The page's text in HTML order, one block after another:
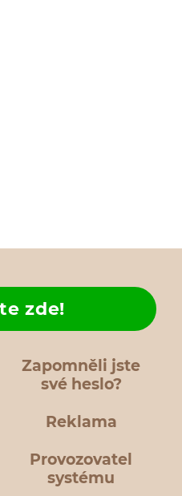
Zapomněli jste
své heslo?
zde!
Reklama
Provozovatel
systému